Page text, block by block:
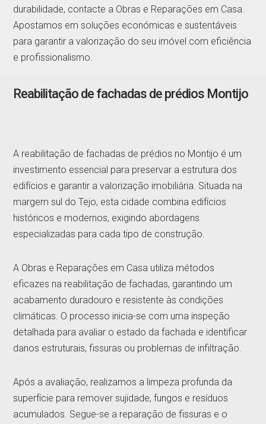
durabilidade, contacte a Obras e Reparações em Casa.
Apostamos em soluções económicas e sustentáveis
para garantir a valorização do seu imóvel com eficiência
e profissionalismo.
Reabilitação de fachadas de prédios Montijo
A reabilitação de fachadas de prédios no Montijo é um
investimento essencial para preservar a estrutura dos
edifícios e garantir a valorização imobiliária. Situada na
margem sul do Tejo, esta cidade combina edifícios
históricos e modernos, exigindo abordagens
especializadas para cada tipo de construção.
A Obras e Reparações em Casa utiliza métodos
eficazes na reabilitação de fachadas, garantindo um
acabamento duradouro e resistente às condições
climáticas. O processo inicia-se com uma inspeção
detalhada para avaliar o estado da fachada e identificar
danos estruturais, fissuras ou problemas de infiltração.
Após a avaliação, realizamos a limpeza profunda da
superfície para remover sujidade, fungos e resíduos
acumulados. Segue-se a reparação de fissuras e o